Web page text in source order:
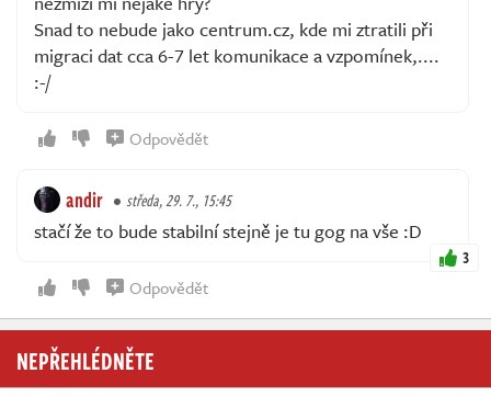
Snad to nebude jako centrum.cz, kde mi ztratili při
migraci dat cca 6-7 let komunikace a vzpomínek,....
:-/
Odpovědět
andir středa, 29. 7., 15:45
stačí že to bude stabilní stejně je tu gog na vše :D
3
Odpovědět
NEPŘEHLÉDNĚTE